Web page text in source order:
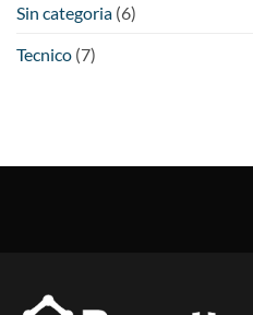
Sin categoria (6)
Tecnico (7)